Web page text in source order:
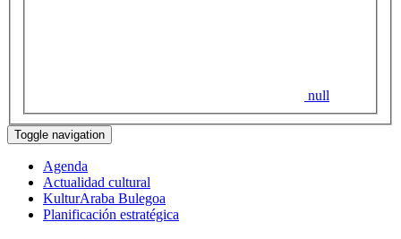
null
Toggle navigation
Agenda
Actualidad cultural
KulturAraba Bulegoa
Planificación estratégica